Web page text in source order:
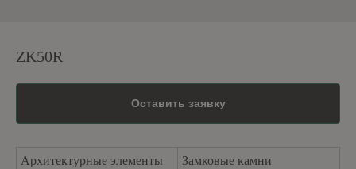
ZK50R
Оставить заявку
Архитектурные элементы Замковые камни